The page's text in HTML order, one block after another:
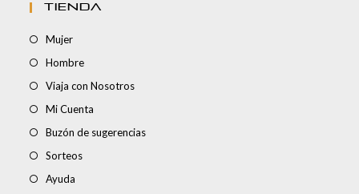
TIENDA
Mujer
Hombre
Viaja con Nosotros
Mi Cuenta
Buzón de sugerencias
Sorteos
Ayuda